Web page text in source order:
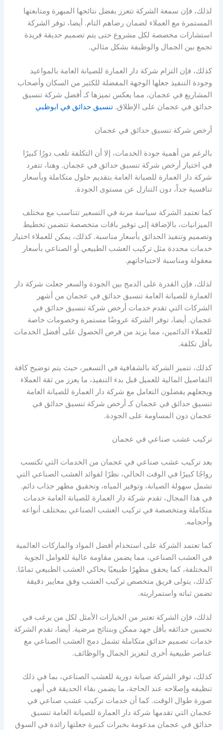
لذلك، فإن سمعة الشركة تتعزز بفضل نتائجها المبهرة ومتابعتها
المستمرة مع العملاء لضمان رضاهم التام. أيضا، توفر الشركة
استشارات مخصصة لكل مشروع حتى يتم تصميم حديقة فريدة
تجمع بين الجمال والوظيفة بشكل مثالي.
كذلك، فإن التزام شركة دار العمارة للصيانة العامة بالمواعيد
وجودة التنفيذ جعلها الوجهة المفضلة للكثير من السكان وأصحاب
المشاريع في عجمان، مما يعكس تميزها كـ أفضل شركة تنسيق
حدائق في عجمان على الإطلاق.تنسيق حدائق في ابوظبي
أرخص شركة تنسيق حدائق في عجمان
بالرغم من أهمية جودة الخدمات، إلا أن التكلفة تلعب دورًا كبيرًا
في اختيار أرخص شركة تنسيق حدائق في عجمان. وهنا، تتفرد
شركة دار العمارة للصيانة العامة بتقديم حلول متكاملة وبأسعار
تنافسية جداً، دون التنازل عن مستوى الجودة.
كما تعتمد الشركة سياسة مرنة في التسعير تتناسب مع مختلف
الميزانيات، بالإضافة إلى توفير باقات متخصصة تتضمن تخطيط
وتصميم وتنفيذ الحدائق بأسعار مناسبة. كذلك، يمكن للعملاء اختيار
خدمات محددة مثل تركيب العشب الطبيعي أو الصناعي بأسعار
معقولة ومناسبة لاحتياجاتهم.
لذلك، فإن القدرة على الدمج بين الجودة والسعر جعلت شركة دار
العمارة للصيانة العامة تنسيق حدائق في عجمان من أشهر
الشركات التي تقدم خدمات أرخص شركة تنسيق حدائق في
عجمان. أيضا، توفر الشركة عروضًا مستمرة وخصومات خاصة
للعملاء الدائمين، مما يزيد من فرص الحصول على أفضل الخدمات
بأقل تكلفة.
كذلك، تتميز الشركة بالشفافية في التسعير، حيث يتم توضيح كافة
التفاصيل المالية للعميل قبل بدء التنفيذ، ما يعزز من ثقة العملاء
ويجعلهم يفضلون التعامل مع شركة دار العمارة للصيانة العامة
تنسيق حدائق في عجمان كـ أرخص شركة تنسيق حدائق في
عجمان دون المساومة على الجودة.
تركيب عشب صناعي في عجمان
يعد تركيب عشب صناعي في عجمان من الخدمات التي تكتسب
رواجًا كبيرًا في الوقت الحالي، نظرًا لفوائد العشب الصناعي التي
تشمل سهولة الصيانة، وتوفير المياه، وتحقيق مظهر جذاب دائم.
في هذا المجال، تقدم شركة دار العمارة للصيانة العامة خدمات
متكاملة ومتخصصة في تركيب العشب الصناعي بمختلف أنواعه
وأحجامه.
كما تعتمد الشركة على استخدام أفضل المواد والماركات العالمية
في العشب الصناعي، مما يضمن مقاومة عالية للعوامل الجوية
المختلفة، كما يحقق مظهرًا طبيعيًا يحاكي العشب الطبيعي تمامًا.
كذلك، يتولى فريق متخصص تركيب العشب وفق معايير دقيقة
تضمن ثباته واستمراريته.
لذلك، فإن الشركة تعتبر من الخيارات الأمثل لكل من يرغب في
تحسين حدائقه بأقل جهد ممكن وبنتائج مرضية. أيضا، تقدم الشركة
خدمات تصميم حدائق متكاملة تشمل دمج العشب الصناعي مع
عناصر طبيعية أخرى لتعزيز الجمال والوظائف.
كذلك، توفر الشركة صيانة دورية للعشب الصناعي، بما في ذلك
تنظيفه وإصلاحه عند الحاجة، ما يضمن بقاء الحديقة في أبهى
صورة طوال الوقت. كما أن خدمات تركيب عشب صناعي في
عجمان التي تقدمها شركة دار العمارة للصيانة العامة تنسيق
حدائق في عجمان مدعومة بخبرات كبيرة جعلتها رائدة في السوق